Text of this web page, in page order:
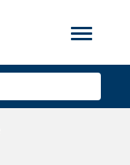
Toggle